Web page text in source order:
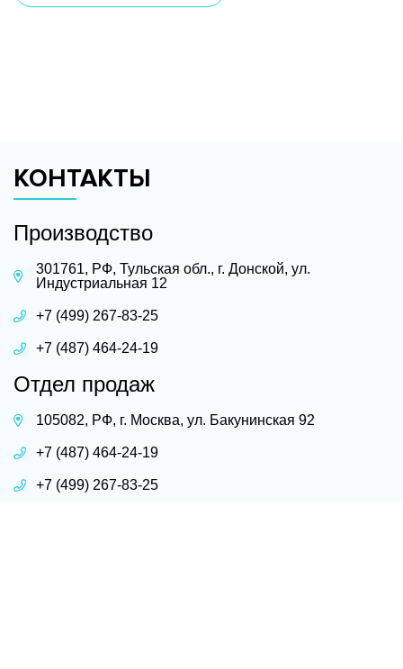
КОНТАКТЫ
Производство
301761, РФ, Тульская обл., г. Донской, ул.
Индустриальная 12
+7 (499) 267-83-25
+7 (487) 464-24-19
Отдел продаж
105082, РФ, г. Москва, ул. Бакунинская 92
+7 (487) 464-24-19
+7 (499) 267-83-25